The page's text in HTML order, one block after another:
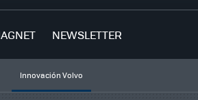
NEWSLETTER
Innovación Volvo